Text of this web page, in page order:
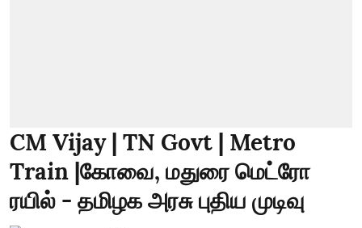
CM Vijay | TN Govt | Metro
Train |கோவை, மதுரை மெட்ரோ
ரயில் - தமிழக அரசு புதிய முடிவு